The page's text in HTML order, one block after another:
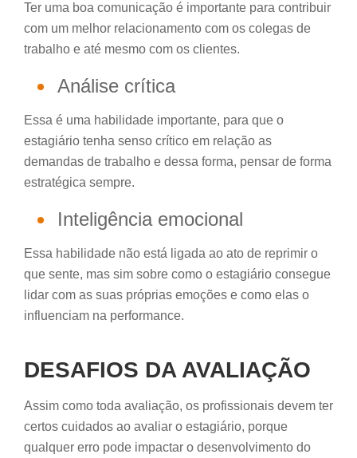
Ter uma boa comunicação é importante para contribuir
com um melhor relacionamento com os colegas de
trabalho e até mesmo com os clientes.
Análise crítica
Essa é uma habilidade importante, para que o
estagiário tenha senso crítico em relação as
demandas de trabalho e dessa forma, pensar de forma
estratégica sempre.
Inteligência emocional
Essa habilidade não está ligada ao ato de reprimir o
que sente, mas sim sobre como o estagiário consegue
lidar com as suas próprias emoções e como elas o
influenciam na performance.
DESAFIOS DA AVALIAÇÃO
Assim como toda avaliação, os profissionais devem ter
certos cuidados ao avaliar o estagiário, porque
qualquer erro pode impactar o desenvolvimento do